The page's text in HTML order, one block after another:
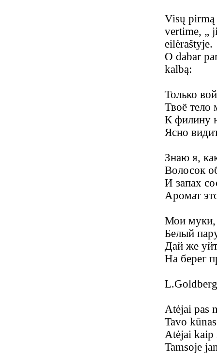
Visų pirmą
vertime, „
eilėraštyje.
O dabar
kalbą:
Только
Твоё тело
К филину
Ясно
Знаю я,
Волосок
И запах
Аромат
Мои муки,
Белый
Дай же
На берег
Atėjai pas
Tavo
Atėjai kaip
Tamsoje